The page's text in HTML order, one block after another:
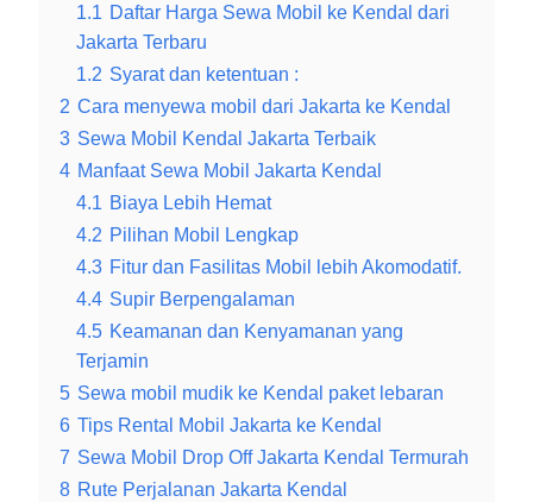
1.1 Daftar Harga Sewa Mobil ke Kendal dari
Jakarta Terbaru
1.2 Syarat dan ketentuan :
2 Cara menyewa mobil dari Jakarta ke Kendal
3 Sewa Mobil Kendal Jakarta Terbaik
4 Manfaat Sewa Mobil Jakarta Kendal
4.1 Biaya Lebih Hemat
4.2 Pilihan Mobil Lengkap
4.3 Fitur dan Fasilitas Mobil lebih Akomodatif.
4.4 Supir Berpengalaman
4.5 Keamanan dan Kenyamanan yang
Terjamin
5 Sewa mobil mudik ke Kendal paket lebaran
6 Tips Rental Mobil Jakarta ke Kendal
7 Sewa Mobil Drop Off Jakarta Kendal Termurah
8 Rute Perjalanan Jakarta Kendal